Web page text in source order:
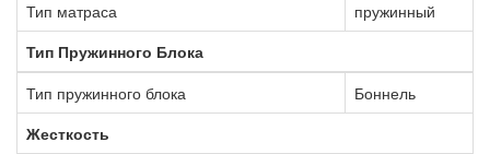
Тип матраса
пружинный
Тип Пружинного Блока
Тип пружинного блока
Боннель
Жесткость